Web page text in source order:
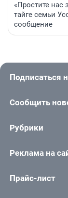
«Простите нас
тайге семьи
сообщение
Подписаться
Сообщить
Рубрики
Реклама на
Прайс-лист